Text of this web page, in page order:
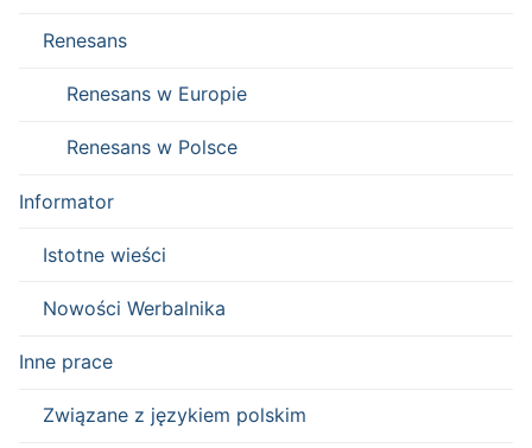
Renesans
Renesans w Europie
Renesans w Polsce
Informator
Istotne wieści
Nowości Werbalnika
Inne prace
Związane z językiem polskim